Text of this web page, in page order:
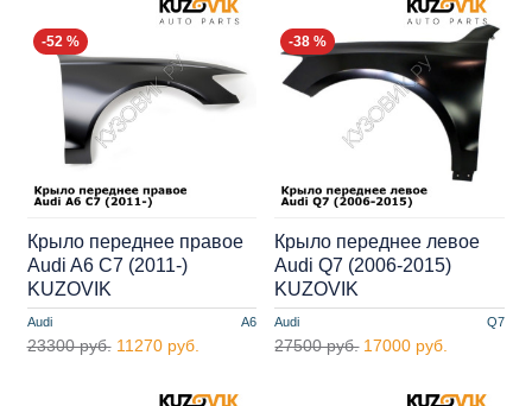
-52 %
Audi A6
Крыло переднее правое
Audi A6 C7 (2011-)
KUZOVIK
23300 руб. 11270 руб.
-38 %
Audi Q7
Крыло переднее левое
Audi Q7 (2006-2015)
KUZOVIK
27500 руб. 17000 руб.